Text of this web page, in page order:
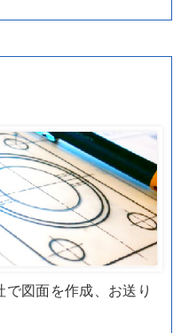
図面を作成、お送り